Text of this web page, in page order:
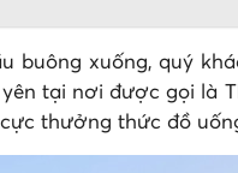
buông xuống, quý
tại nơi được gọi là
thưởng thức đồ